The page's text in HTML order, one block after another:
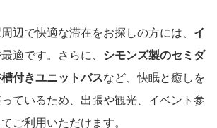
辺で快適な滞在をお探しの方には、 イ
適です。さらに、 シモンズ製のセミダ
付きユニットバスなど、快眠と癒しを
ているため、出張や観光、イベント参
ご利用いただけます。